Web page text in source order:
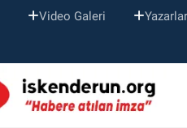
Video Galeri Yazarlar